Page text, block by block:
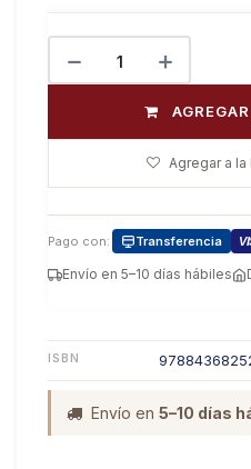
Agregar a
Pago con: Transferencia
Envío en 5–10 días hábiles
ISBN
Envío en 5–10 días